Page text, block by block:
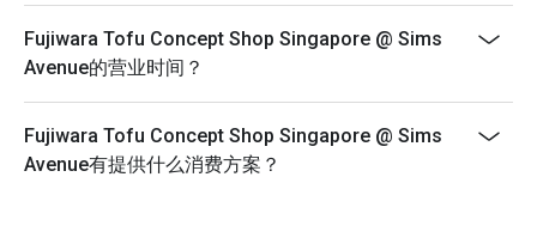
Fujiwara Tofu Concept Shop Singapore @ Sims
Avenue的营业时间？
Fujiwara Tofu Concept Shop Singapore @ Sims
Avenue有提供什么消费方案？